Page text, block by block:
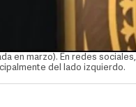
en marzo). En redes sociales,
del lado izquierdo.